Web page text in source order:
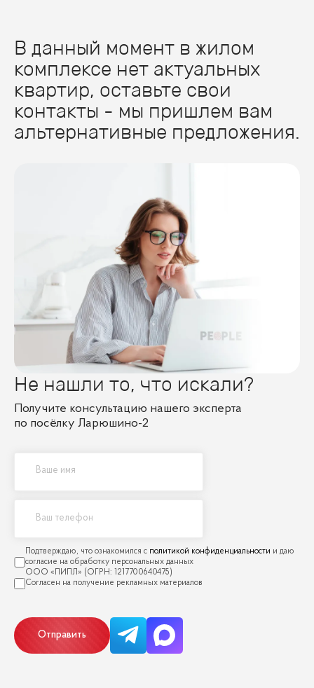
В данный момент в жилом
комплексе нет актуальных
квартир, оставьте свои
контакты - мы пришлем вам
альтернативные предложения.
Не нашли то, что искали?
Получите консультацию нашего эксперта
по посёлку Ларюшино-2
политикой конфиденциальности
Отправить